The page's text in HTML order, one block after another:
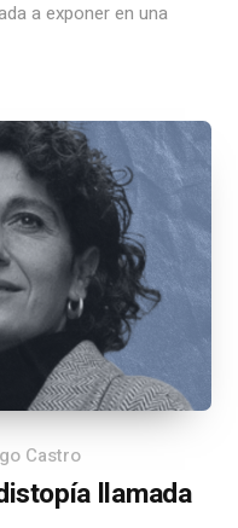
a exponer en una
Castro
llamada